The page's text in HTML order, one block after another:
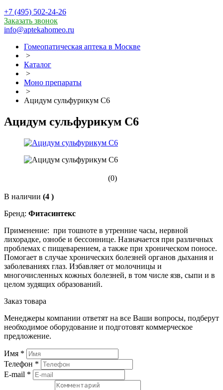
+7 (495) 502-24-26
Заказать звонок
info@aptekahomeo.ru
Гомеопатическая аптека в Москве
>
Каталог
>
Моно препараты
>
Ацидум сульфурикум С6
Ацидум сульфурикум С6
(0)
В наличии (4 )
Бренд: Фитасинтекс
Применение: при тошноте в утренние часы, нервной
лихорадке, ознобе и бессоннице. Назначается при различных
проблемах с пищеварением, а также при хроническом поносе.
Помогает в случае хронических болезней органов дыхания и
заболеваниях глаз. Избавляет от молочницы и
многочисленных кожных болезней, в том числе язв, сыпи и в
целом зудящих образований.
Заказ товара
Менеджеры компании ответят на все Ваши вопросы, подберут
необходимое оборудование и подготовят коммерческое
предложение.
Имя *
Телефон *
E-mail *